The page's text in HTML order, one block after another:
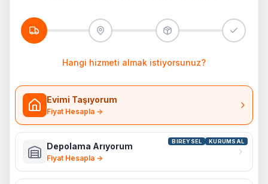
Hangi hizmeti almak istiyorsunuz?
Evimi Taşıyorum
Fiyat Hesapla →
BIREYSEL KURUMSAL
Depolama Arıyorum
Fiyat Hesapla →